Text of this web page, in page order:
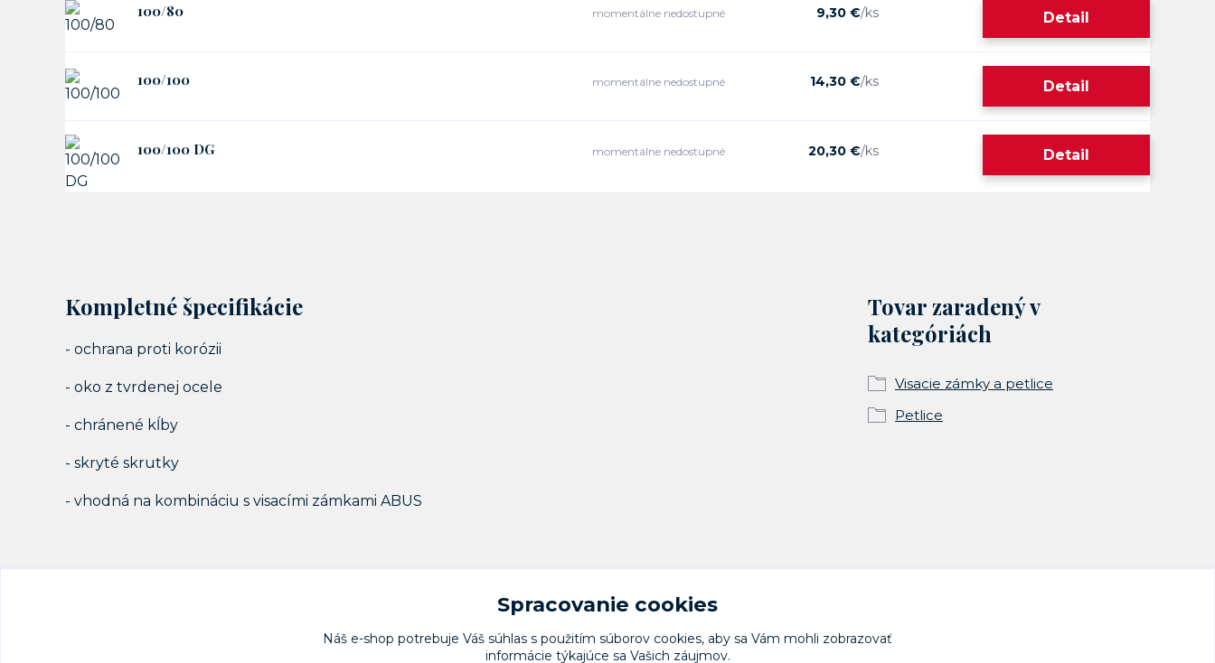
100/80 9,30 €/ks
momentálne nedostupné Detail
100/100 14,30 €/ks
momentálne nedostupné Detail
100/100 DG 20,30 €/ks
momentálne nedostupné Detail
Kompletné špecifikácie
- ochrana proti korózii
- oko z tvrdenej ocele
- chránené kĺby
- skryté skrutky
- vhodná na kombináciu s visacími zámkami ABUS
Tovar zaradený v
kategóriách
Visacie zámky a petlice
Petlice
Spracovanie cookies
Náš e-shop potrebuje Váš súhlas s použitím súborov cookies, aby sa Vám mohli zobrazovať
informácie týkajúce sa Vašich záujmov.